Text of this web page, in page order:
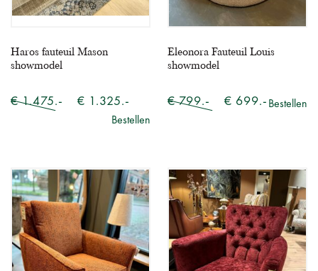
Haros fauteuil Mason
showmodel
€ 1.475.- € 1.325.-
Bestellen
Eleonora Fauteuil Louis
showmodel
€ 799.- € 699.- Bestellen